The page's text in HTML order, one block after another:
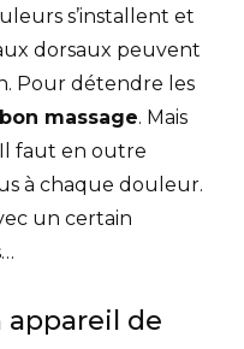
s’installent et
dorsaux peuvent
Pour détendre les
massage. Mais
faut en outre
à chaque douleur.
un certain
de